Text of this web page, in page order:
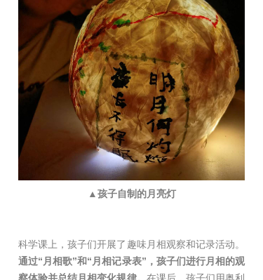
▲孩子自制的月亮灯
科学课上，孩子们开展了趣味月相观察和记录活动。
通过“月相歌”和“月相记录表”，孩子们进行月相的观